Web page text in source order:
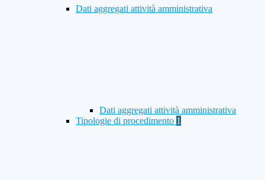
Dati aggregati attività amministrativa
Dati aggregati attività amministrativa
Tipologie di procedimento 1